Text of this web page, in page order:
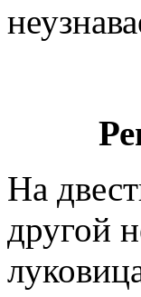
На
другой